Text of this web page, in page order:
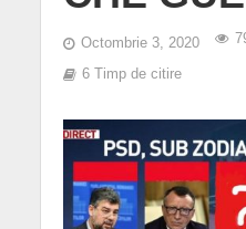
Octombrie 3, 2020
6 Timp de citire